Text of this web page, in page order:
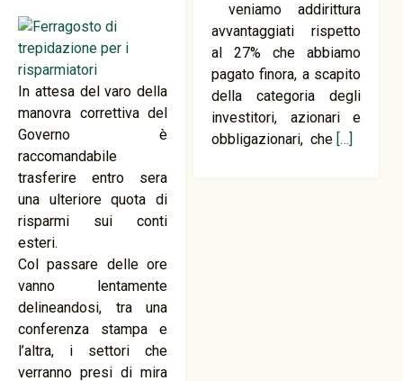
veniamo addirittura
avvantaggiati rispetto
al 27% che abbiamo
pagato finora, a scapito
della categoria degli
investitori, azionari e
obbligazionari, che […]
In attesa del varo della
manovra correttiva del
Governo è
raccomandabile
trasferire entro sera
una ulteriore quota di
risparmi sui conti
esteri.
Col passare delle ore
vanno lentamente
delineandosi, tra una
conferenza stampa e
l’altra, i settori che
verranno presi di mira